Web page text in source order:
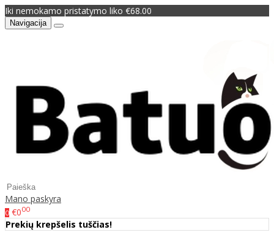
Iki nemokamo pristatymo liko €68.00
Navigacija
Mano paskyra
0 €000
Prekių krepšelis tuščias!